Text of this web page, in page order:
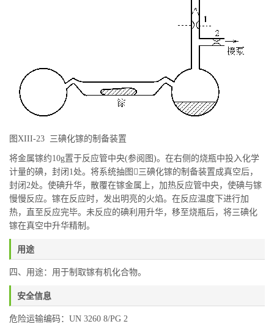
图XIII-23 三碘化镓的制备装置
将金属镓约10g置于反应管中央(参阅图)。在右侧的烧瓶中投入化学
计量的碘，封闭1处。将系统抽图三碘化镓的制备装置成真空后，
封闭2处。使碘升华，散覆在镓金属上，加热反应管中央，使碘与镓
慢慢反应。镓在反应时，发出明亮的火焰。在反应温度下进行加
热，直至反应完毕。未反应的碘利用升华，移至烧瓶后，将三碘化
镓在真空中升华精制。
用途
四、用途：用于制取镓有机化合物。
安全信息
危险运输编码：UN 3260 8/PG 2